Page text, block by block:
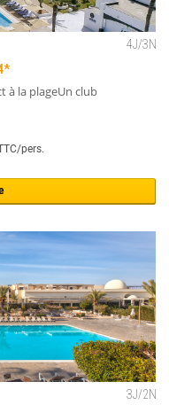
4J/3N
à la plageUn club
pers.
3J/2N